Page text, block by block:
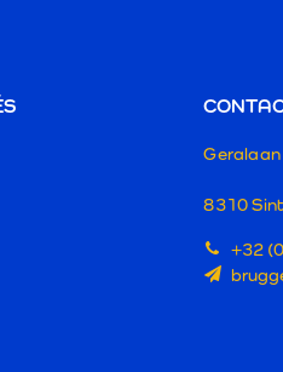
8310
+32